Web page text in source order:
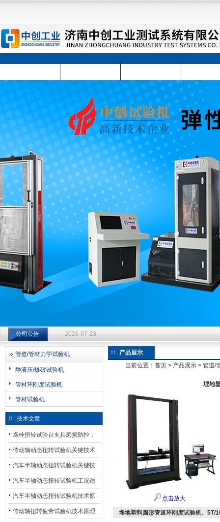
济南中创工业测试系统有限公司
公司公告 2026-07-23
钻杆扭转试验台选型指南：从额定扭矩到加载频率的工况适配
2026-07-23
钻杆扭转试验台选型指南：从额定扭矩到加载频率的工况适配
2026-07-23
管道/管材力学试验机
静液压/爆破试验机
管材环刚度试验机
管材试验机
技术文章
螺栓扭转试验台夹具磨损防控：
材质选型与表面处理的耐用性优
化
传动轴动态扭转试验机关键技术
及产业落地应用
汽车半轴动态扭转试验机关键技
术及产业落地应用
汽车半轴动态扭转试验机工况适
配与质控应用探析
汽车半轴动态扭转试验机技术原
理与行业应用
传动轴扭转疲劳试验机技术原理
产品展示
当前位置： 首页 > 产品展示 > 管道/
埋地
点击放大
埋地塑料圆形管道环刚度试验机、5T/